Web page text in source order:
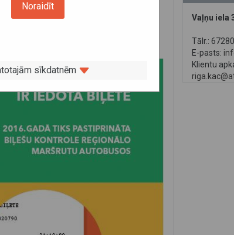
atbildīgiem un ņemt
Vaļņu iela
Tālr.:
E-pasts:
Klientu
Noraidīt
sīkdatnēm